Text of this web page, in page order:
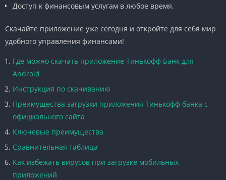
Доступ к финансовым услугам в любое время.
Скачайте приложение уже сегодня и откройте для себя мир
удобного управления финансами!
Где можно скачать приложение Тинькофф Банк для
Android
Инструкция по скачиванию
Преимущества загрузки приложения Тинькофф банка с
официального сайта
Ключевые преимущества
Сравнительная таблица
Как избежать вирусов при загрузке мобильных
приложений